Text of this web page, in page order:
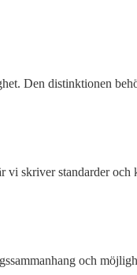
Den distinktionen
skriver standarder och
och